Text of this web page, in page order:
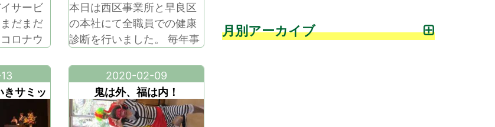
サービ
だまだ
ロナウ
回り、
在では
のか判
誤った
本日は西区事業所と早良区
の本社にて全職員での健康
診断を行いました。 毎年事
師にお越し頂き、一斉に健
康診断を行っています。 企
業理念の「地域に根差した
最高・最良の介護を目指し
きサミッ
2020-02-09
鬼は外、福は内！
月別アーカイブ